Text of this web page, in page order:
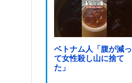
ベトナム人「腹が減っ
て女性殺し山に捨て
た」